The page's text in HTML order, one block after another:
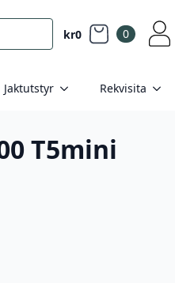
kr0 0
Jaktutstyr Rekvisita
T5mini